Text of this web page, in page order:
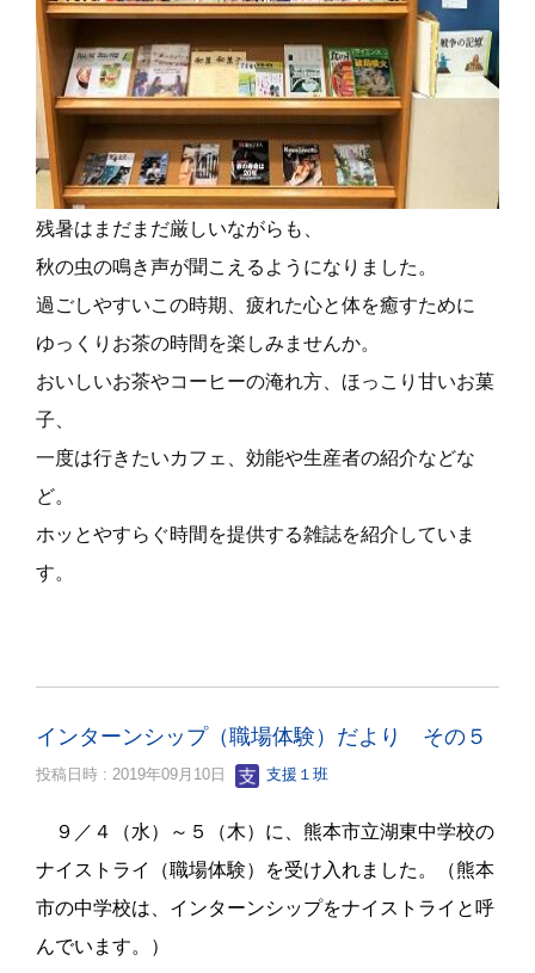
残暑はまだまだ厳しいながらも、
秋の虫の鳴き声が聞こえるようになりました。
過ごしやすいこの時期、疲れた心と体を癒すために
ゆっくりお茶の時間を楽しみませんか。
おいしいお茶やコーヒーの淹れ方、ほっこり甘いお菓
子、
一度は行きたいカフェ、効能や生産者の紹介などな
ど。
ホッとやすらぐ時間を提供する雑誌を紹介していま
す。
インターンシップ（職場体験）だより その５
投稿日時 : 2019年09月10日 支援１班
９／４（水）～５（木）に、熊本市立湖東中学校の
ナイストライ（職場体験）を受け入れました。（熊本
市の中学校は、インターンシップをナイストライと呼
んでいます。）